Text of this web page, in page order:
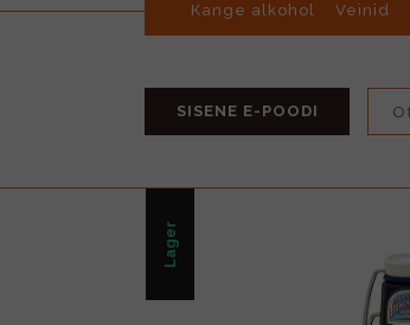
Kange alkohol Veinid
SISENE E-POODI
Lager